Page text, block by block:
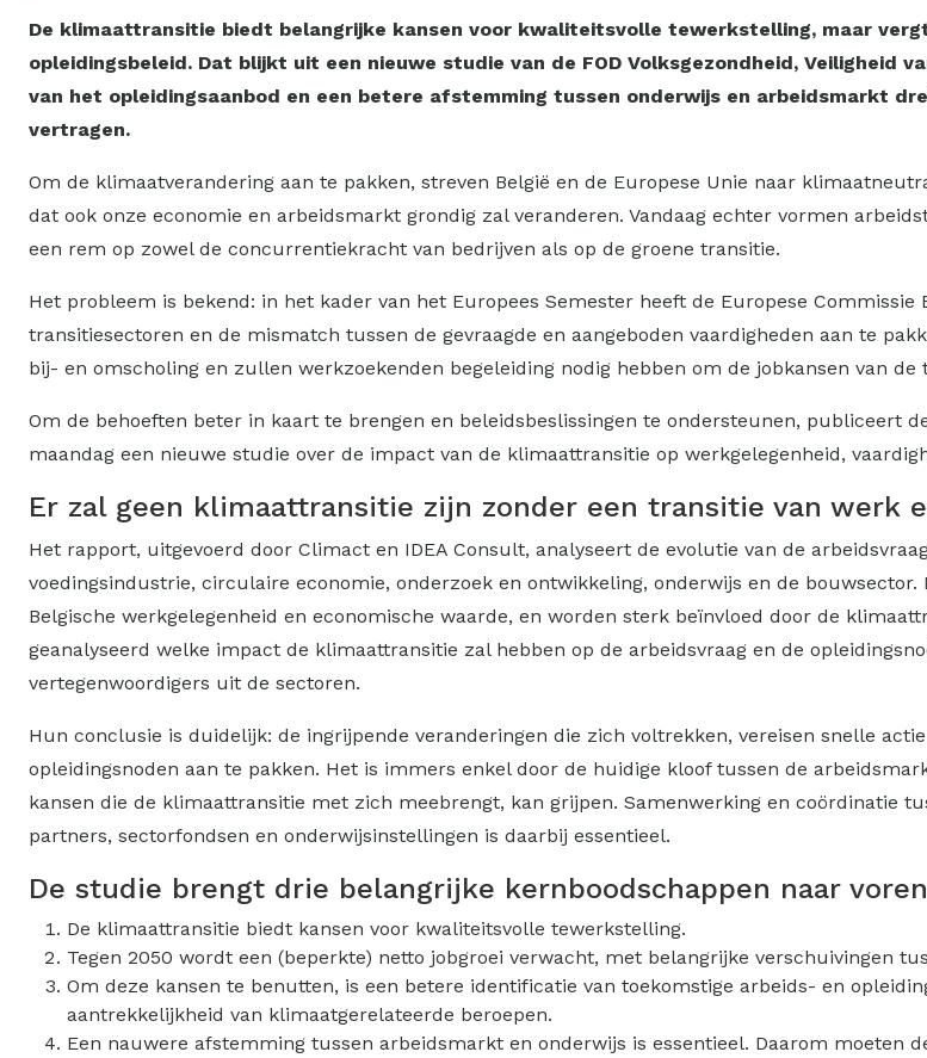
De klimaattransitie biedt belangrijke kansen voor kwaliteitsvolle tewerkstelling, maar
opleidingsbeleid. Dat blijkt uit een nieuwe studie van de FOD Volksgezondheid, Veiligheid
van het opleidingsaanbod en een betere afstemming tussen onderwijs en arbeidsmarkt
vertragen.
Om de klimaatverandering aan te pakken, streven België en de Europese Unie naar
dat ook onze economie en arbeidsmarkt grondig zal veranderen. Vandaag echter vormen
een rem op zowel de concurrentiekracht van bedrijven als op de groene transitie.
Het probleem is bekend: in het kader van het Europees Semester heeft de Europese
transitiesectoren en de mismatch tussen de gevraagde en aangeboden vaardigheden aan te
bij- en omscholing en zullen werkzoekenden begeleiding nodig hebben om de jobkansen van
Om de behoeften beter in kaart te brengen en beleidsbeslissingen te ondersteunen, publiceert
maandag een nieuwe studie over de impact van de klimaattransitie op werkgelegenheid,
Er zal geen klimaattransitie zijn zonder een transitie van werk
Het rapport, uitgevoerd door Climact en IDEA Consult, analyseert de evolutie van de
voedingsindustrie, circulaire economie, onderzoek en ontwikkeling, onderwijs en de
Belgische werkgelegenheid en economische waarde, en worden sterk beïnvloed door de
geanalyseerd welke impact de klimaattransitie zal hebben op de arbeidsvraag en de
vertegenwoordigers uit de sectoren.
Hun conclusie is duidelijk: de ingrijpende veranderingen die zich voltrekken, vereisen snelle
opleidingsnoden aan te pakken. Het is immers enkel door de huidige kloof tussen de
kansen die de klimaattransitie met zich meebrengt, kan grijpen. Samenwerking en coördinatie
partners, sectorfondsen en onderwijsinstellingen is daarbij essentieel.
De studie brengt drie belangrijke kernboodschappen naar
De klimaattransitie biedt kansen voor kwaliteitsvolle tewerkstelling.
Tegen 2050 wordt een (beperkte) netto jobgroei verwacht, met belangrijke verschuivingen
Om deze kansen te benutten, is een betere identificatie van toekomstige arbeids- en
aantrekkelijkheid van klimaatgerelateerde beroepen.
Een nauwere afstemming tussen arbeidsmarkt en onderwijs is essentieel. Daarom moeten